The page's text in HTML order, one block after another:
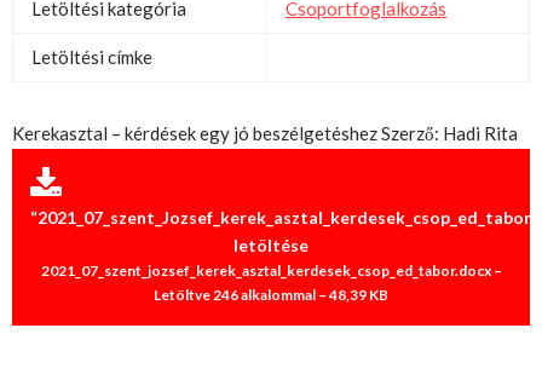
Letöltési kategória Csoportfoglalkozás
Letöltési címke
Kerekasztal – kérdések egy jó beszélgetéshez Szerző: Hadi Rita
“2021_07_szent_Jozsef_kerek_asztal_kerdesek_csop_ed_tabor”
letöltése
2021_07_szent_jozsef_kerek_asztal_kerdesek_csop_ed_tabor.docx –
Letöltve 246 alkalommal – 48,39 KB